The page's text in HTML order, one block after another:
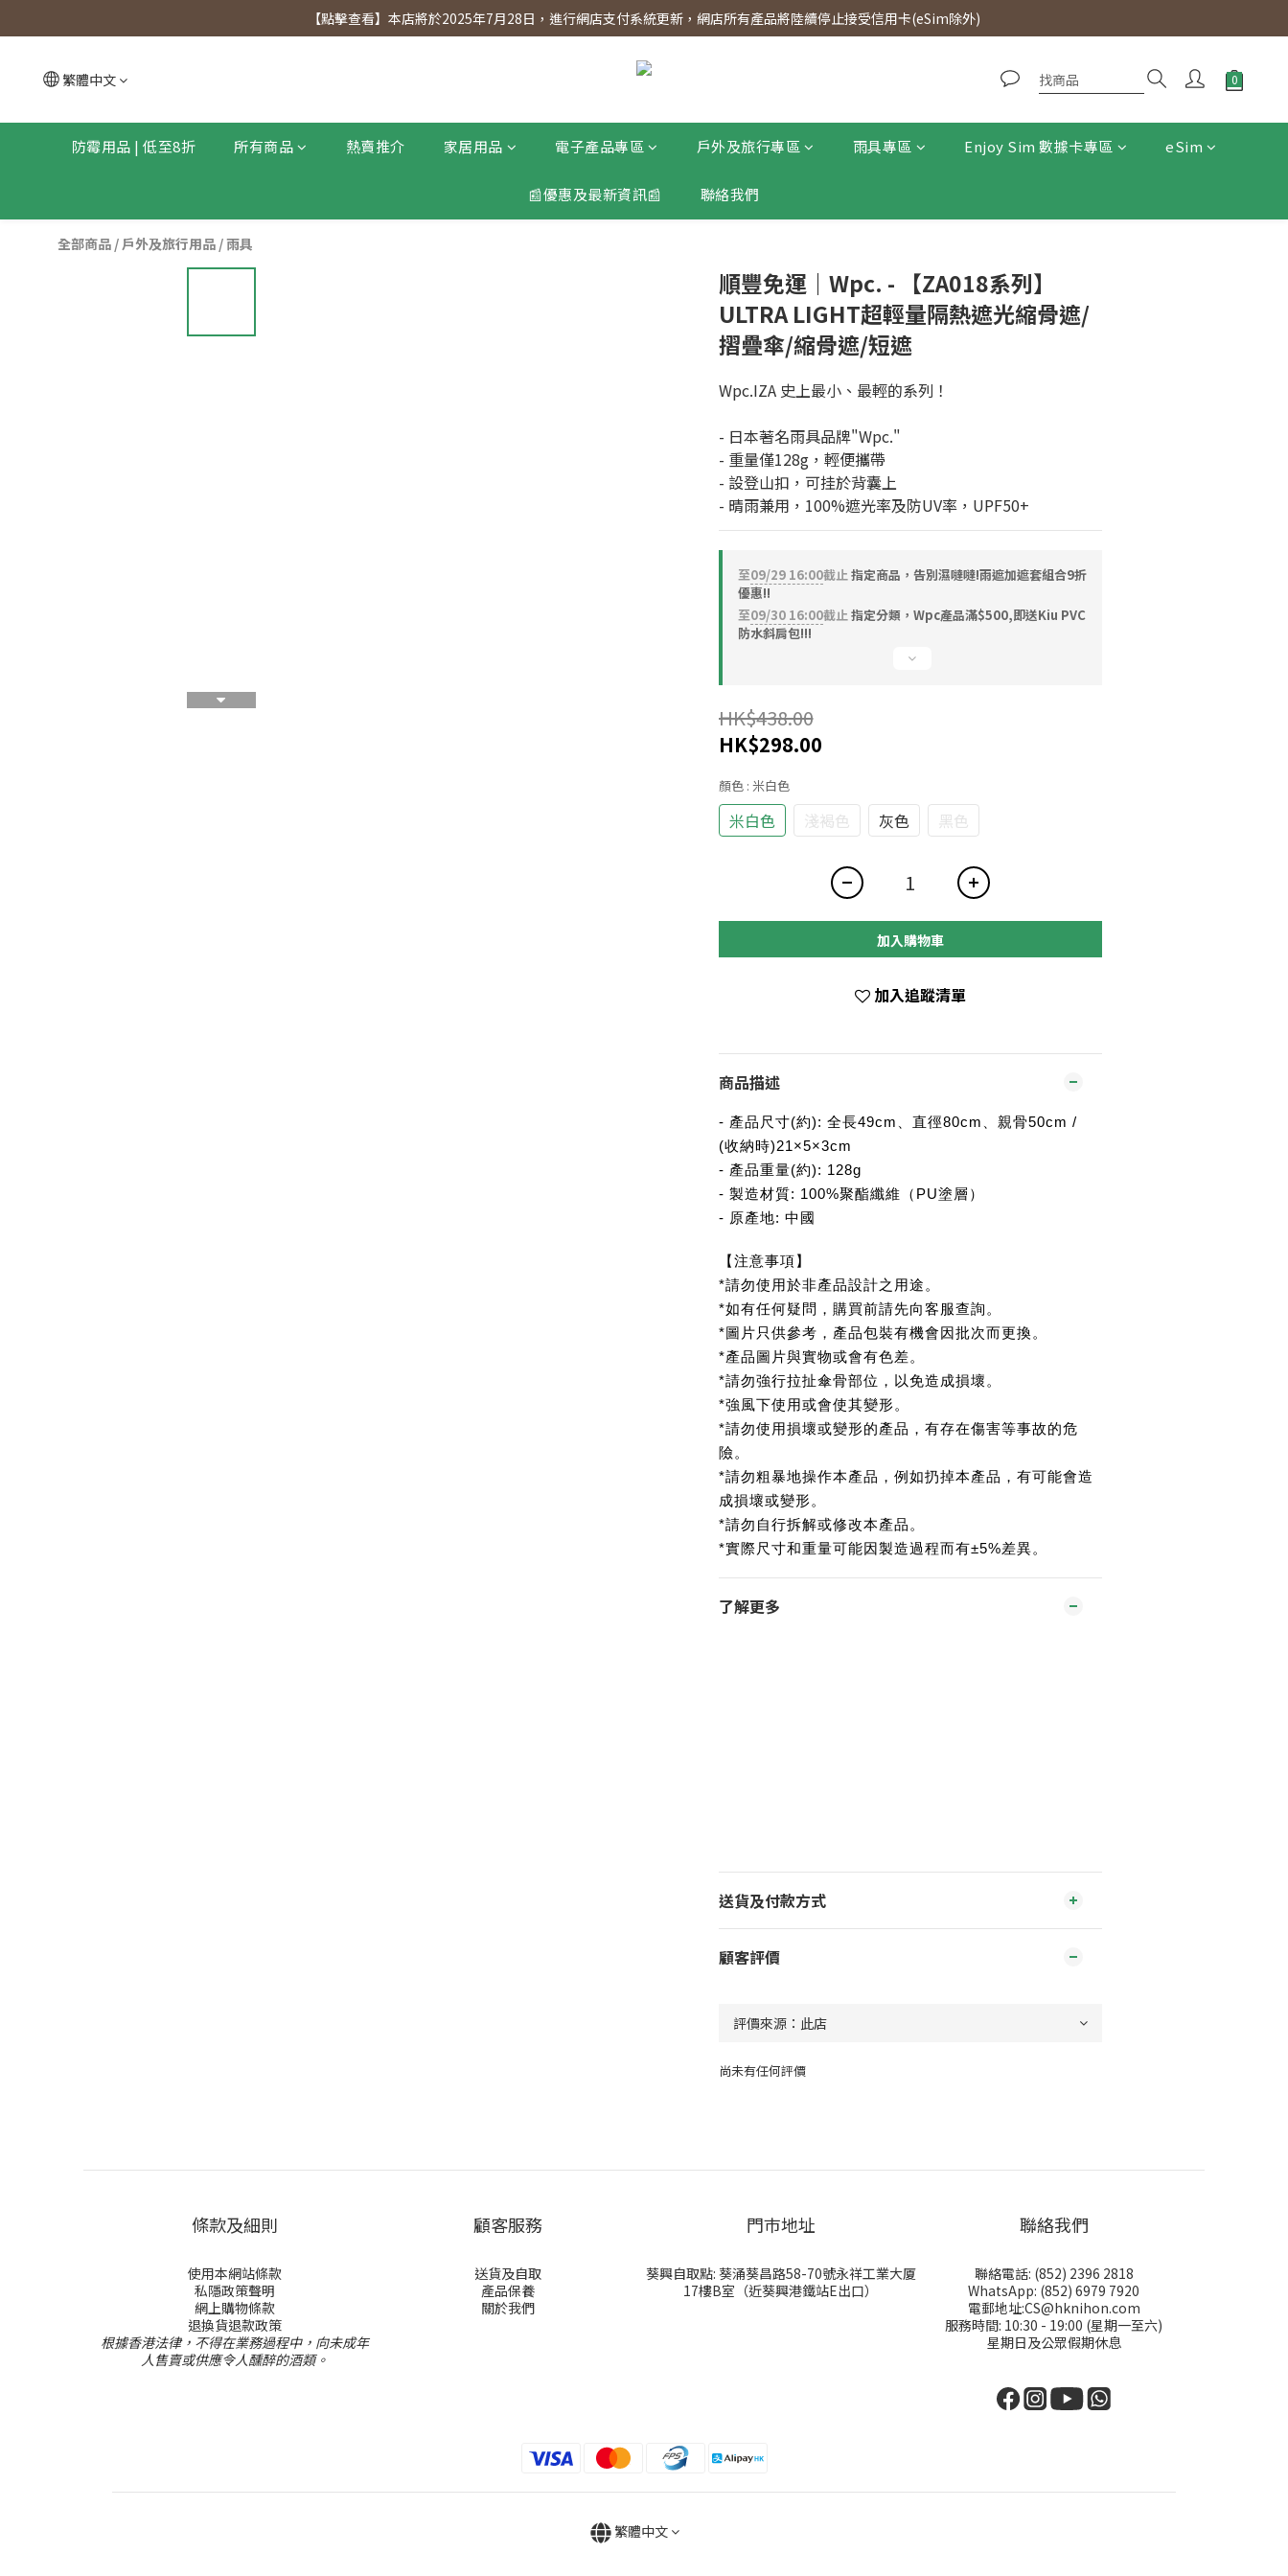
【點擊查看】會員專享 星期三全單95折!!!（優惠期至2026年12月31日）。滿$300即免運費。
【點擊查看】本店將於2025年7月28日，進行網店支付系統更新，網店所有產品將陸續停止接受信用卡(eSim除外)
繁體中文
防霉用品 | 低至8折 所有商品 熱賣推介 家居用品 電子產品專區 戶外及旅行專區 雨具專區 Enjoy Sim 數據卡專區 eSim
📰優惠及最新資訊📰 聯絡我們
全部商品 /戶外及旅行用品 /雨具
順豐免運｜Wpc. - 【ZA018系列】
ULTRA LIGHT超輕量隔熱遮光縮骨遮/
摺疊傘/縮骨遮/短遮
Wpc.IZA 史上最小、最輕的系列！
- 日本著名雨具品牌"Wpc."
- 重量僅128g，輕便攜帶
- 設登山扣，可挂於背囊上
- 晴雨兼用，100%遮光率及防UV率，UPF50+
至09/29 16:00截止指定商品，告別濕噠噠!雨遮加遮套組合9折
優惠!!
至09/30 16:00截止指定分類，Wpc產品滿$500,即送Kiu PVC
防水斜肩包!!!
HK$438.00
HK$298.00
顏色 : 米白色
米白色 淺褐色 灰色 黑色
加入購物車
加入追蹤清單
商品描述
- 產品尺寸(約): 全長49cm、直徑80cm、親骨50cm /
(收納時)21×5×3cm
- 產品重量(約): 128g
- 製造材質: 100%聚酯纖維（PU塗層）
- 原產地: 中國
【注意事項】
*請勿使用於非產品設計之用途。
*如有任何疑問，購買前請先向客服查詢。
*圖片只供參考，產品包裝有機會因批次而更換。
*產品圖片與實物或會有色差。
*請勿強行拉扯傘骨部位，以免造成損壞。
*強風下使用或會使其變形。
*請勿使用損壞或變形的產品，有存在傷害等事故的危
險。
*請勿粗暴地操作本產品，例如扔掉本產品，有可能會造
成損壞或變形。
*請勿自行拆解或修改本產品。
*實際尺寸和重量可能因製造過程而有±5%差異。
了解更多
送貨及付款方式
顧客評價
尚未有任何評價
條款及細則
使用本網站條款
私隱政策聲明
網上購物條款
退換貨退款政策
根據香港法律，不得在業務過程中，向未成年
人售賣或供應令人醺醉的酒類。
顧客服務
送貨及自取
產品保養
關於我們
門巿地址
葵興自取點: 葵涌葵昌路58-70號永祥工業大厦
17樓B室（近葵興港鐵站E出口）
聯絡我們
聯絡電話: (852) 2396 2818
WhatsApp: (852) 6979 7920
電郵地址:CS@hknihon.com
服務時間: 10:30 - 19:00 (星期一至六)
星期日及公眾假期休息
繁體中文